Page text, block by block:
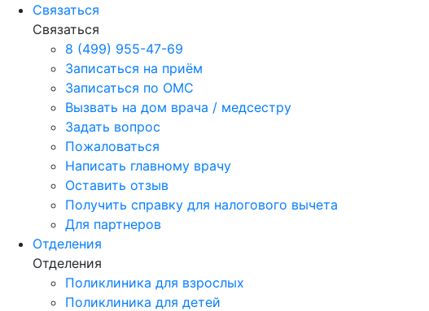
Связаться
Связаться
8 (499) 955-47-69
Записаться на приём
Записаться по ОМС
Вызвать на дом врача / медсестру
Задать вопрос
Пожаловаться
Написать главному врачу
Оставить отзыв
Получить справку для налогового вычета
Для партнеров
Отделения
Отделения
Поликлиника для взрослых
Поликлиника для детей